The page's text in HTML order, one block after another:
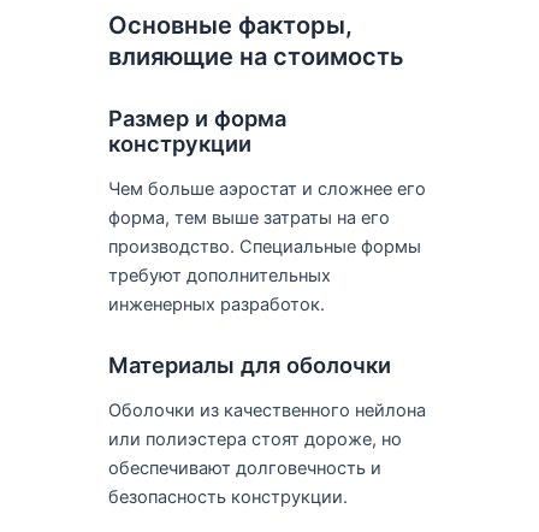
Основные факторы,
влияющие на стоимость
Размер и форма
конструкции
Чем больше аэростат и сложнее его
форма, тем выше затраты на его
производство. Специальные формы
требуют дополнительных
инженерных разработок.
Материалы для оболочки
Оболочки из качественного нейлона
или полиэстера стоят дороже, но
обеспечивают долговечность и
безопасность конструкции.